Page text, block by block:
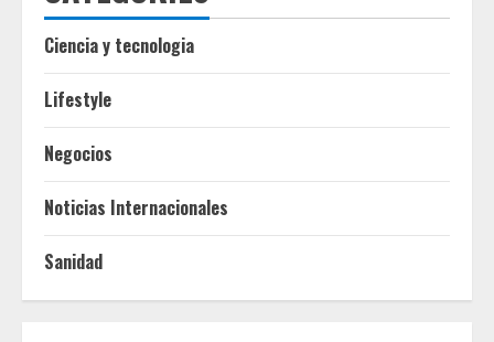
Ciencia y tecnologia
Lifestyle
Negocios
Noticias Internacionales
Sanidad